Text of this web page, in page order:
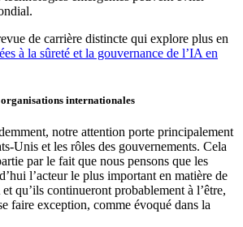
de carrière distincte qui explore plus en
à la sûreté et la gouvernance de l’IA en
internationales
notre attention porte principalement
Unis et les rôles des gouvernements. Cela
par le fait que nous pensons que les
l’acteur le plus important en matière de
qu’ils continueront probablement à l’être,
faire exception, comme évoqué dans la